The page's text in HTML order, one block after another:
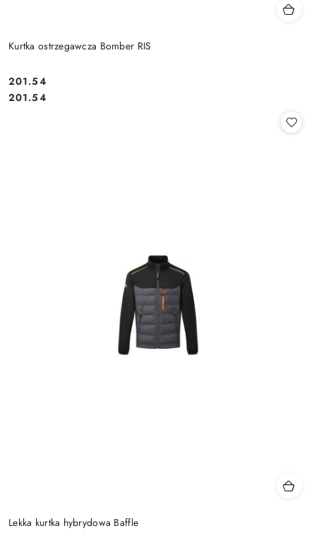
Kurtka ostrzegawcza Bomber RIS
Cena:
201.54
Cena:
201.54
Lekka kurtka hybrydowa Baffle